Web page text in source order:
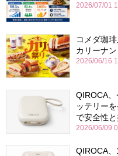
2026/07/01
コメダ珈
カリーナ
2026/06/16
QIROCA
ッテリー
で安全性
2026/06/09
QIROCA